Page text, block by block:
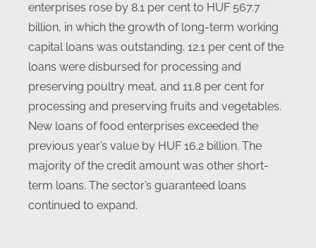
enterprises rose by 8.1 per cent to HUF 567.7
billion, in which the growth of long-term working
capital loans was outstanding. 12.1 per cent of the
loans were disbursed for processing and
preserving poultry meat, and 11.8 per cent for
processing and preserving fruits and vegetables.
New loans of food enterprises exceeded the
previous year’s value by HUF 16.2 billion. The
majority of the credit amount was other short-
term loans. The sector’s guaranteed loans
continued to expand.